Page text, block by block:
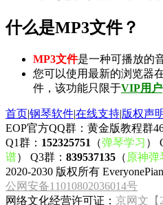
什么是MP3文件？
MP3文件是一种可播放的
您可以使用最新的浏览器
件，该功能只限于VIP用户
首页|钢琴软件|在线支持|版权声
EOP官方QQ群：黄金版教程群
Q1群： 152325751 （弹琴学习 ）
谱） Q3群： 839537135 （ 原神弹
2020-2030 版权所有
公网安备11010802036014号
网络文化经营许可证： 京网文【